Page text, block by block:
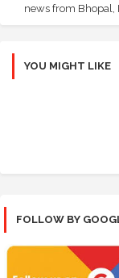
news from Bhopal,
YOU MIGHT LIKE
FOLLOW BY